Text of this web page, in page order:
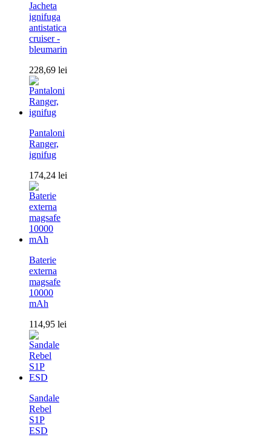
Jacheta
ignifuga
antistatica
cruiser -
bleumarin
228,69 lei
Pantaloni
Ranger,
ignifug
174,24 lei
Baterie
externa
magsafe
10000
mAh
114,95 lei
Sandale
Rebel
S1P
ESD